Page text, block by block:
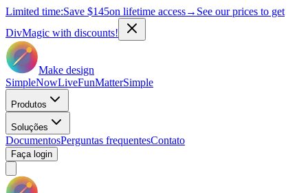
Limited time:Save $145on lifetime access→ See our prices to get
DivMagic with discounts!
Make design
SimpleNowLiveFunMatterSimple
Produtos
Soluções
DocumentosPerguntas frequentesContato
Faça login